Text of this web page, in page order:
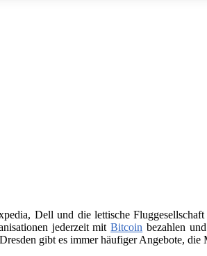
Dell und die lettische
jederzeit mitBitcoin bezahlen
gibt es immer häufiger Angebote,